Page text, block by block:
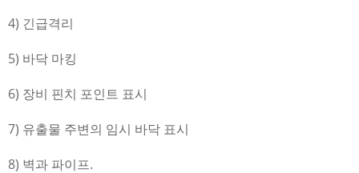
4) 긴급격리
5) 바닥 마킹
6) 장비 핀치 포인트 표시
7) 유출물 주변의 임시 바닥 표시
8) 벽과 파이프.